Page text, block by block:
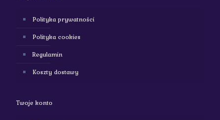
Polityka prywatności
Polityka cookies
Regulamin
Koszty dostawy
Twoje konto